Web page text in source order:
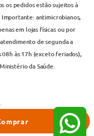
os pedidos estão sujeitos à
antimicrobianos,
em lojas físicas ou por
de segunda a
às 17h (exceto feriados),
da Saúde.